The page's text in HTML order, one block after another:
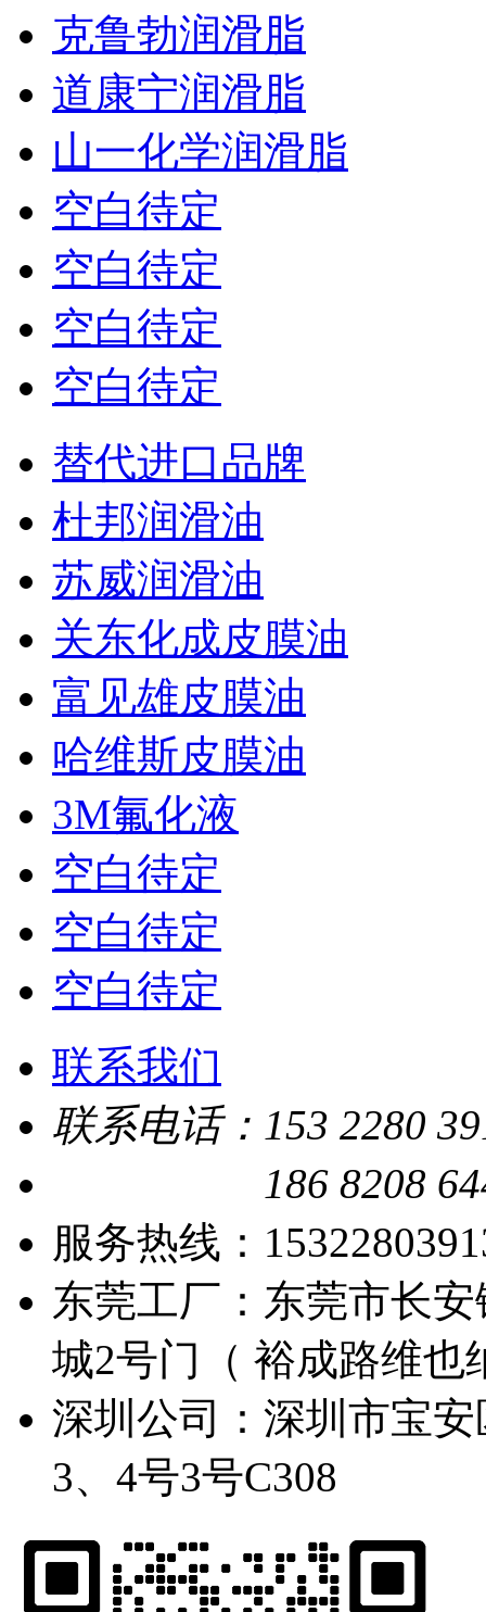
克鲁勃润滑脂
道康宁润滑脂
山一化学润滑脂
空白待定
空白待定
空白待定
空白待定
替代进口品牌
杜邦润滑油
苏威润滑油
关东化成皮膜油
富见雄皮膜油
哈维斯皮膜油
3M氟化液
空白待定
空白待定
空白待定
联系我们
联系电话： 153 2280
186 8208
服务热线：
东莞工厂：东莞市长
城2号门（ 裕成路维也
深圳公司：深圳市宝
3、4号3号C308